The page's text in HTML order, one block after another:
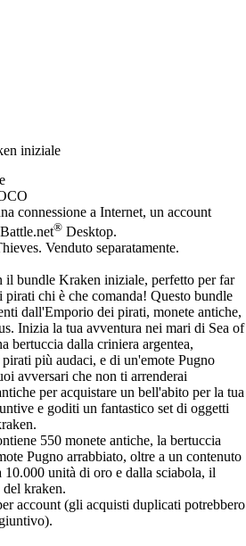
iniziale
connessione a Internet, un account
® Desktop.
Venduto separatamente.
il bundle Kraken iniziale, perfetto per far
chi è che comanda! Questo bundle
dall'Emporio dei pirati, monete antiche,
Inizia la tua avventura nei mari di Sea of
bertuccia dalla criniera argentea,
più audaci, e di un'emote Pugno
avversari che non ti arrenderai
per acquistare un bell'abito per la tua
e goditi un fantastico set di oggetti
550 monete antiche, la bertuccia
Pugno arrabbiato, oltre a un contenuto
10.000 unità di oro e dalla sciabola, il
kraken.
account (gli acquisti duplicati potrebbero